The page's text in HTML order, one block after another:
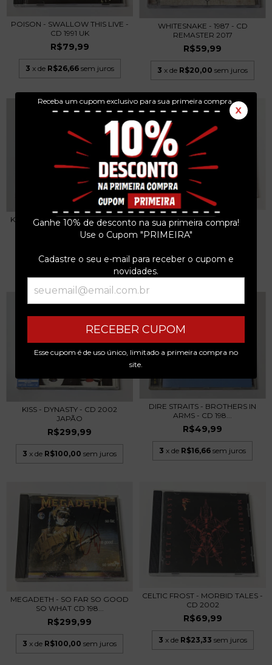
Receba um cupom exclusivo para sua primeira compra.
X
Ganhe 10% de desconto na sua primeira compra!
Use o Cupom "PRIMEIRA"
Cadastre o seu e-mail para receber o cupom e
novidades.
RECEBER CUPOM
Esse cupom é de uso único, limitado a primeira compra no
site.
POISON - SWALLOW THIS LIVE -
CD 1991 UK
R$79,99
3 x de R$26,66 sem juros
WHITESNAKE - 1987 - CD
REMASTER 2017
R$59,99
3 x de R$20,00 sem juros
KISS - PSYCHO CIRCUS - CD 1998
AUSTRALIA
x deR$33,33 sem juros
KISS - REVENGE - CD 1992
JAPÃO
R$129,99
3 x deR$43,33 sem juros
KISS - DYNASTY - CD 2002
JAPÃO
R$299,99
3 x de R$100,00 sem juros
DIRE STRAITS - BROTHERS IN
ARMS - CD 198...
R$49,99
3 x de R$16,66 sem juros
MEGADETH - SO FAR SO GOOD
SO WHAT CD 198...
R$299,99
3 x de R$100,00 sem juros
CELTIC FROST - MORBID TALES -
CD 2002
R$69,99
3 x de R$23,33 sem juros